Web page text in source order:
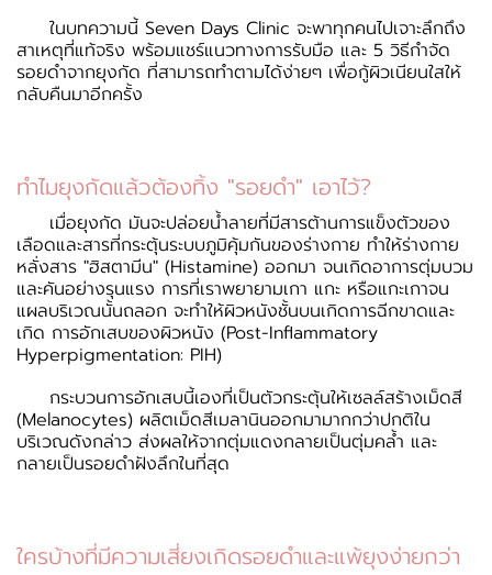
ในบทความนี้ Seven Days Clinic จะพาทุกคนไปเจาะลึกถึง
สาเหตุที่แท้จริง พร้อมแชร์แนวทางการรับมือ และ 5 วิธีกำจัด
รอยดำจากยุงกัด ที่สามารถทำตามได้ง่ายๆ เพื่อกู้ผิวเนียนใสให้
กลับคืนมาอีกครั้ง
ทำไมยุงกัดแล้วต้องทิ้ง "รอยดำ" เอาไว้?
เมื่อยุงกัด มันจะปล่อยน้ำลายที่มีสารต้านการแข็งตัวของ
เลือดและสารที่กระตุ้นระบบภูมิคุ้มกันของร่างกาย ทำให้ร่างกาย
หลั่งสาร "ฮิสตามีน" (Histamine) ออกมา จนเกิดอาการตุ่มบวม
และคันอย่างรุนแรง การที่เราพยายามเกา แกะ หรือแกะเกาจน
แผลบริเวณนั้นถลอก จะทำให้ผิวหนังชั้นบนเกิดการฉีกขาดและ
เกิด การอักเสบของผิวหนัง (Post-Inflammatory
Hyperpigmentation: PIH)
กระบวนการอักเสบนี้เองที่เป็นตัวกระตุ้นให้เซลล์สร้างเม็ดสี
(Melanocytes) ผลิตเม็ดสีเมลานินออกมามากกว่าปกติใน
บริเวณดังกล่าว ส่งผลให้จากตุ่มแดงกลายเป็นตุ่มคล้ำ และ
กลายเป็นรอยดำฝังลึกในที่สุด
ใครบ้างที่มีความเสี่ยงเกิดรอยดำและแพ้ยุงง่ายกว่า